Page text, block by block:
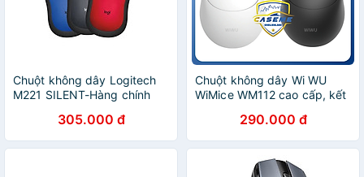
Chuột không dây Logitech
M221 SILENT-Hàng chính
305.000 đ
Chuột không dây Wi WU
WiMice WM112 cao cấp, kết
290.000 đ